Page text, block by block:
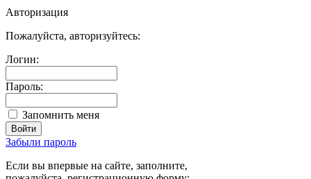
Авторизация
Пожалуйста, авторизуйтесь:
Логин:
Пароль:
Запомнить меня
Забыли пароль
Если вы впервые на сайте, заполните,